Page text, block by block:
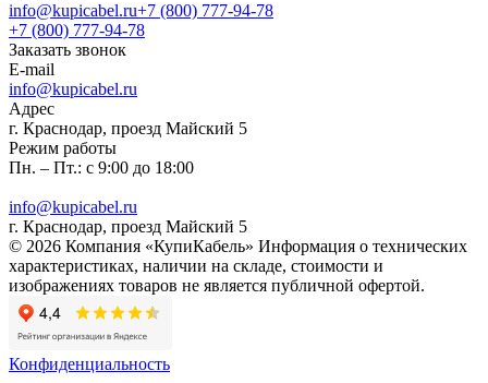
info@kupicabel.ru+7 (800) 777-94-78
+7 (800) 777-94-78
Заказать звонок
E-mail
info@kupicabel.ru
Адрес
г. Краснодар, проезд Майский 5
Режим работы
Пн. – Пт.: с 9:00 до 18:00
info@kupicabel.ru
г. Краснодар, проезд Майский 5
© 2026 Компания «КупиКабель» Информация о технических
характеристиках, наличии на складе, стоимости и
изображениях товаров не является публичной офертой.
Конфиденциальность